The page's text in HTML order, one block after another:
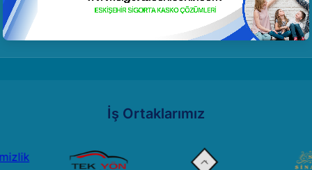
İş Ortaklarımız